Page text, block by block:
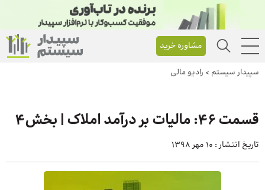
مشاوره خرید
سپیدار سیستم > رادیو مالی
قسمت 46: مالیات بر درآمد املاک | بخش4
تاریخ انتشار : 10 مهر 1398